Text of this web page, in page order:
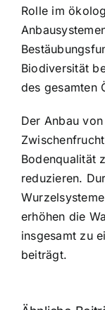
Rolle im
Biodiversität
des gesamten
Der Anbau
Bodenqualität
reduzieren.
erhöhen die
insgesamt zu
beiträgt.